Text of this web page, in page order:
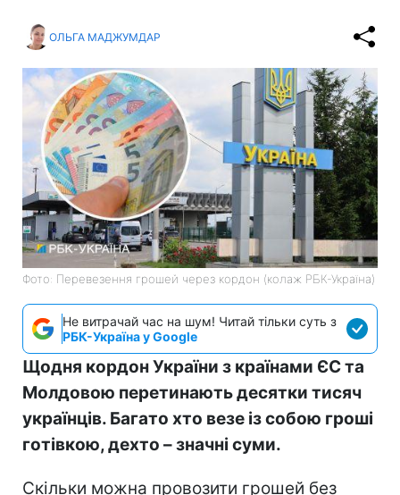
ОЛЬГА МАДЖУМДАР
Фото: Перевезення грошей через кордон (колаж РБК-Україна)
Не витрачай час на шум! Читай тільки суть з
РБК-Україна у Google
Щодня кордон України з країнами ЄС та
Молдовою перетинають десятки тисяч
українців. Багато хто везе із собою гроші
готівкою, дехто – значні суми.
Скільки можна провозити грошей без